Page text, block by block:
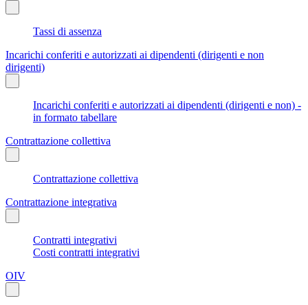
Tassi di assenza
Incarichi conferiti e autorizzati ai dipendenti (dirigenti e non
dirigenti)
Incarichi conferiti e autorizzati ai dipendenti (dirigenti e non) -
in formato tabellare
Contrattazione collettiva
Contrattazione collettiva
Contrattazione integrativa
Contratti integrativi
Costi contratti integrativi
OIV